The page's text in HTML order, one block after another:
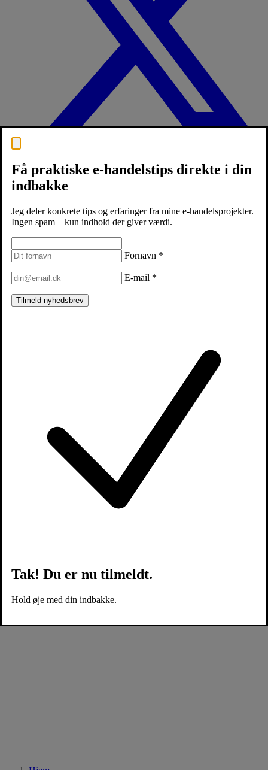
Få praktiske e-handelstips direkte i din
indbakke
Jeg deler konkrete tips og erfaringer fra mine e-handelsprojekter.
Ingen spam – kun indhold der giver værdi.
Fornavn *
E-mail *
Tilmeld nyhedsbrev
Tak! Du er nu tilmeldt.
Hold øje med din indbakke.